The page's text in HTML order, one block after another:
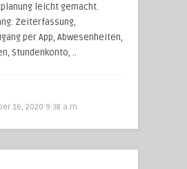
leicht gemacht.
Zeiterfassung,
per App, Abwesenheiten,
Stundenkonto, ..
16, 2020 9:38 a.m.